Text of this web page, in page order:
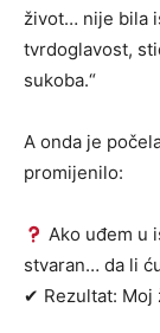
život… nije bila
tvrdoglavost,
sukoba.“
A onda je
promijenilo:
Ako uđem u
stvaran… da li
✔ Rezultat: Moj